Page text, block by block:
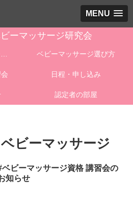
MENU
ーマッサージ研究会
ベビーマッサージ選び方
日程・申し込み
認定者の部屋
ビーマッサージ
ベビーマッサージ資格 講習会の
知らせ